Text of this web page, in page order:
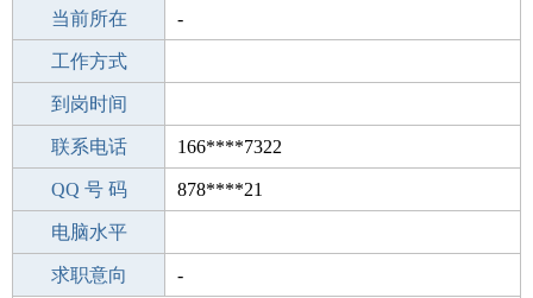
所学专业 -
当前所在 -
工作经验
工作方式
驾 照
到岗时间
期望月薪
联系电话 166****7322
手机号码 166****7322
QQ 号 码 878****21
微信号码
电脑水平
外语水平
求职意向 -